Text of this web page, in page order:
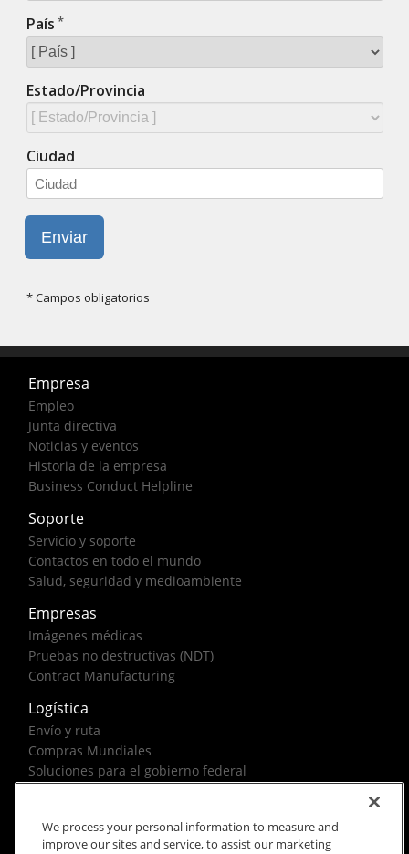
Empresa
Empleo
Junta directiva
Noticias y eventos
Historia de la empresa
Business Conduct Helpline
Soporte
Servicio y soporte
Contactos en todo el mundo
Salud, seguridad y medioambiente
Empresas
Imágenes médicas
Pruebas no destructivas (NDT)
Contract Manufacturing
Logística
Envío y ruta
Compras Mundiales
Soluciones para el gobierno federal
We process your personal information to measure and
improve our sites and service, to assist our marketing